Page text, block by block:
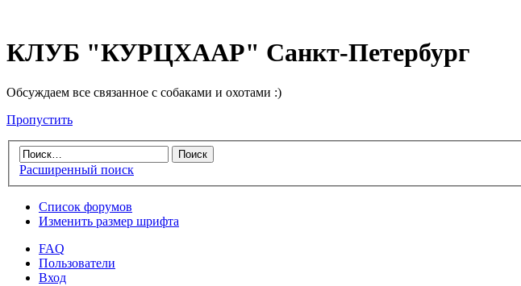
КЛУБ "КУРЦХААР" Санкт-Петербург
Обсуждаем все связанное с собаками и охотами :)
Пропустить
Расширенный поиск
Список форумов
Изменить размер шрифта
FAQ
Пользователи
Вход